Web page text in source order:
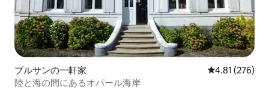
ブルサンの一軒家 レビュー276
4.81 (276)
陸と海の間にあるオパール海岸